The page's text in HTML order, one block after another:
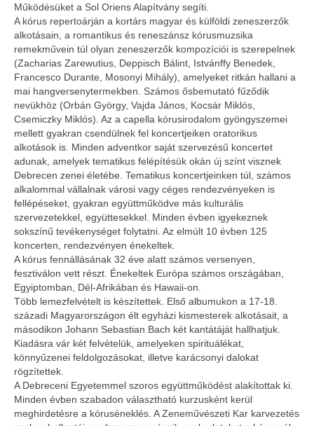
Elérhetőségek
GDPR
English
Működésüket a Sol Oriens Alapítvány segíti.
A kórus repertoárján a kortárs magyar és külföldi zeneszerzők
alkotásain, a romantikus és reneszánsz kórusmuzsika
remekművein túl olyan zeneszerzők kompozíciói is szerepelnek
(Zacharias Zarewutius, Deppisch Bálint, Istvánffy Benedek,
Francesco Durante, Mosonyi Mihály), amelyeket ritkán hallani a
mai hangversenytermekben. Számos ősbemutató fűződik
nevükhöz (Orbán György, Vajda János, Kocsár Miklós,
Csemiczky Miklós). Az a capella kórusirodalom gyöngyszemei
mellett gyakran csendülnek fel koncertjeiken oratorikus
alkotások is. Minden adventkor saját szervezésű koncertet
adunak, amelyek tematikus felépítésük okán új színt visznek
Debrecen zenei életébe. Tematikus koncertjeinken túl, számos
alkalommal vállalnak városi vagy céges rendezvényeken is
fellépéseket, gyakran együttműködve más kulturális
szervezetekkel, együttesekkel. Minden évben igyekeznek
sokszínű tevékenységet folytatni. Az elmúlt 10 évben 125
koncerten, rendezvényen énekeltek.
A kórus fennállásának 32 éve alatt számos versenyen,
fesztiválon vett részt. Énekeltek Európa számos országában,
Egyiptomban, Dél-Afrikában és Hawaii-on.
Több lemezfelvételt is készítettek. Első albumukon a 17-18.
századi Magyarországon élt egyházi kismesterek alkotásait, a
másodikon Johann Sebastian Bach két kantátáját hallhatjuk.
Kiadásra vár két felvételük, amelyeken spirituálékat,
könnyűzenei feldolgozásokat, illetve karácsonyi dalokat
rögzítettek.
A Debreceni Egyetemmel szoros együttműködést alakítottak ki.
Minden évben szabadon választható kurzusként kerül
meghirdetésre a kóruséneklés. A Zeneművészeti Kar karvezetés